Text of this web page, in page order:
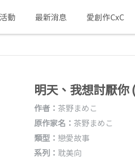
動 最新消息 愛創作CxC
明天、我想討厭你
作者： 茶野まめこ
原作家名： 茶野まめこ
類型： 戀愛故事
系列： 耽美向